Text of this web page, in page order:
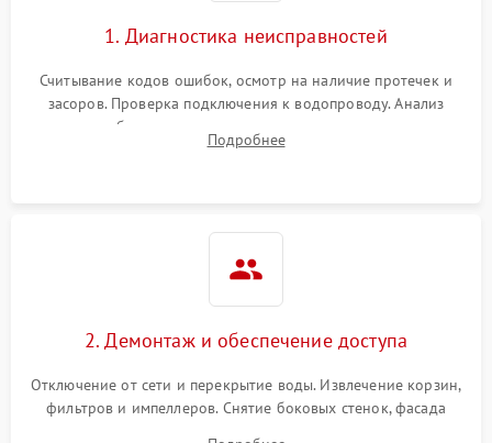
1. Диагностика неисправностей
Считывание кодов ошибок, осмотр на наличие протечек и
засоров. Проверка подключения к водопроводу. Анализ
жалоб на отсутствие слива, нагрева, вращения
разбрызгивателей или срабатывание системы защиты
Подробнее
2. Демонтаж и обеспечение доступа
Отключение от сети и перекрытие воды. Извлечение корзин,
фильтров и импеллеров. Снятие боковых стенок, фасада